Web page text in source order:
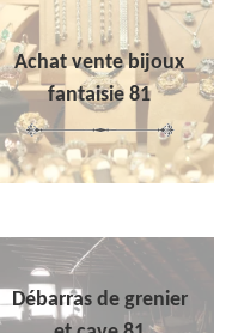
Achat vente bijoux
fantaisie 81
Débarras de grenier